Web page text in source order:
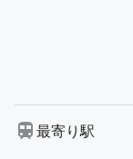
最寄り駅